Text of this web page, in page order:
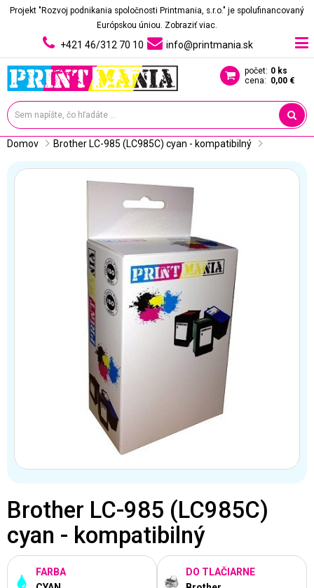
Projekt "Rozvoj podnikania spoločnosti Printmania, s.r.o." je spolufinancovaný
Európskou úniou. Zobraziť viac.
+421 46/312 70 10 info@printmania.sk
počet: 0 ks
cena: 0,00 €
Domov Brother LC-985 (LC985C) cyan - kompatibilný
Brother LC-985 (LC985C)
cyan - kompatibilný
FARBA
DO TLAČIARNE